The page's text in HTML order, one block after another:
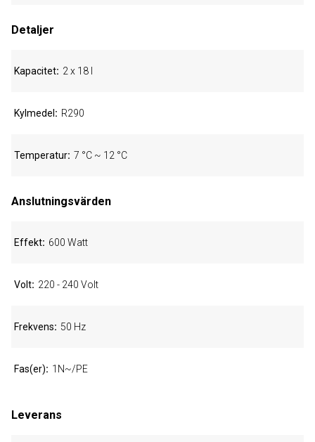
Detaljer
Kapacitet 2 x 18 l
Kylmedel R290
Temperatur 7 °C ~ 12 °C
Anslutningsvärden
Effekt 600 Watt
Volt 220 - 240 Volt
Frekvens 50 Hz
Fas(er) 1N~/PE
Leverans